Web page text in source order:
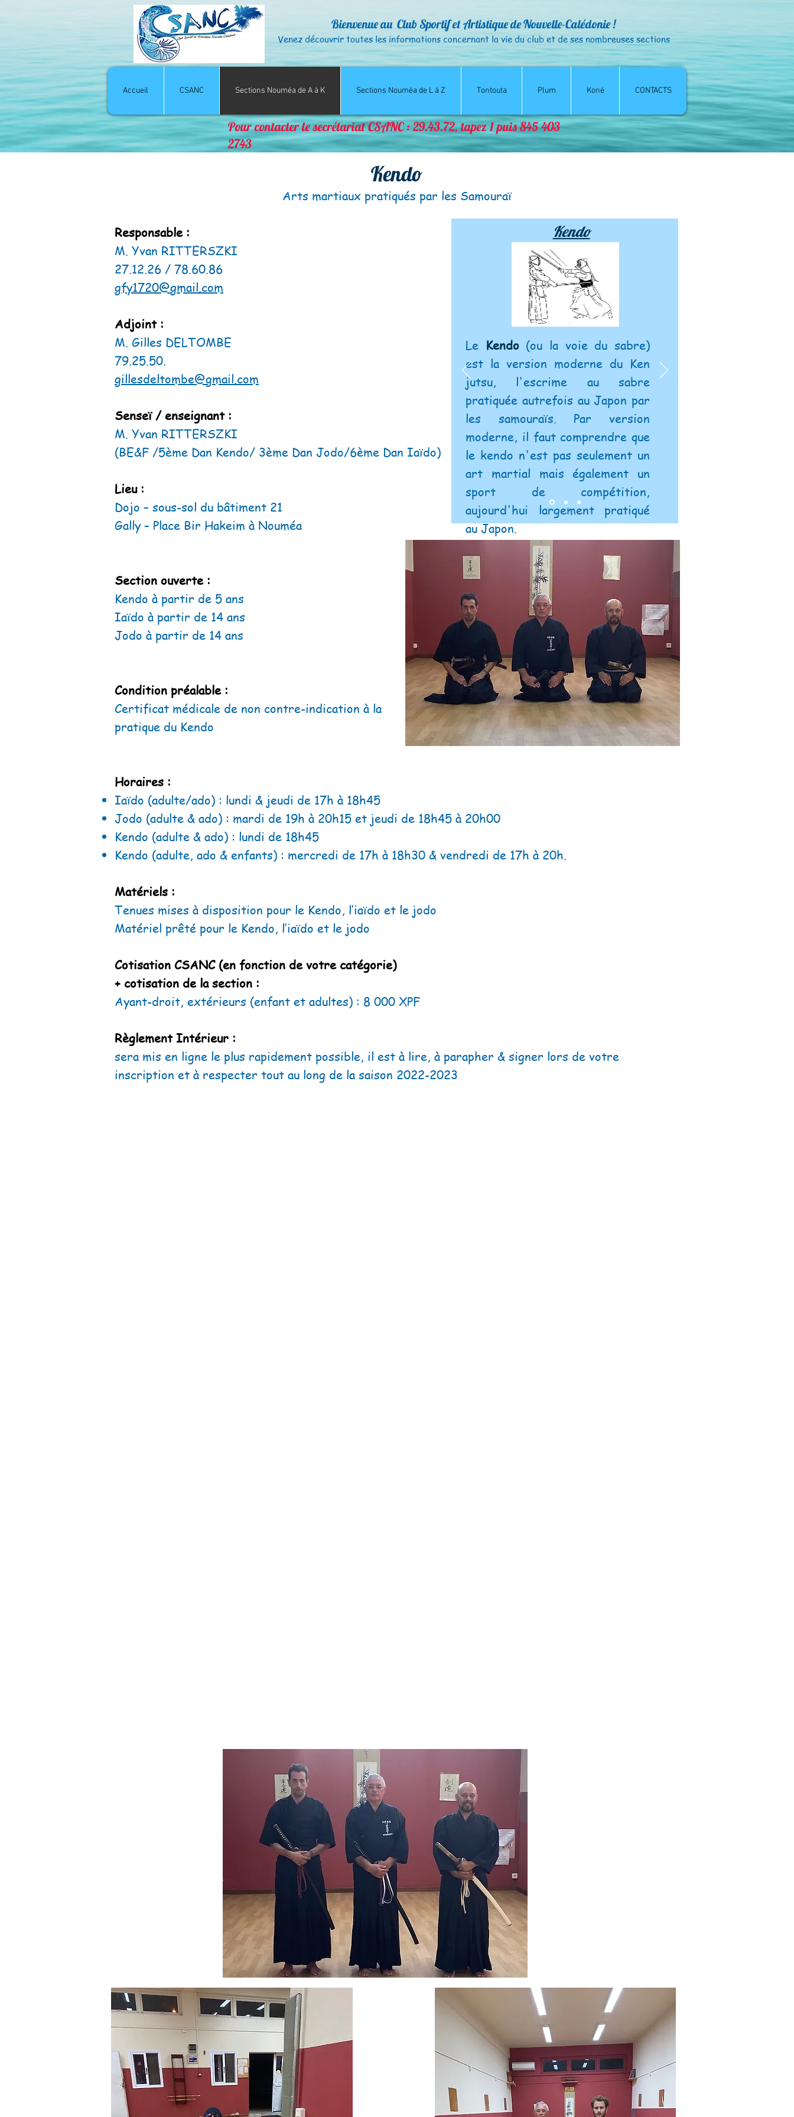
Bienvenue au Club Sportif et Artistique de Nouvelle-Calédonie !
Venez découvrir toutes les informations concernant la vie du club et de ses nombreuses sections
Accueil CSANC Sections Nouméa de A à K Sections Nouméa de L à Z Tontouta Plum Koné CONTACTS
Pour contacter le secrétariat CSANC : 29.43.72, tapez 1 puis 845 403
2743
Kendo
Arts martiaux pratiqués par les Samouraï
Responsable :
M. Yvan RITTERSZKI
27.12.26 / 78.60.86
gfy1720@gmail.com
Adjoint :
M. Gilles DELTOMBE
79.25.50.
gillesdeltombe@gmail.com
Senseï / enseignant :
M. Yvan RITTERSZKI
(BE&F /5ème Dan Kendo/ 3ème Dan Jodo/6ème Dan Iaïdo)
Lieu :
Dojo – sous-sol du bâtiment 21
Gally – Place Bir Hakeim à Nouméa
Section ouverte :
Kendo à partir de 5 ans
Iaïdo à partir de 14 ans
Jodo à partir de 14 ans
Condition préalable :
Certificat médicale de non contre-indication à la
pratique du Kendo
Horaires :
Iaïdo (adulte/ado) : lundi & jeudi de 17h à 18h45
Jodo (adulte & ado) : mardi de 19h à 20h15 et jeudi de 18h45 à 20h00
Kendo (adulte & ado) : lundi de 18h45
Kendo (adulte, ado & enfants) : mercredi de 17h à 18h30 & vendredi de 17h à 20h.
Matériels :
Tenues mises à disposition pour le Kendo, l’iaïdo et le jodo
Matériel prêté pour le Kendo, l’iaïdo et le jodo
Cotisation CSANC (en fonction de votre catégorie)
+ cotisation de la section :
Ayant-droit, extérieurs (enfant et adultes) : 8 000 XPF
Règlement Intérieur :
sera mis en ligne le plus rapidement possible, il est à lire, à parapher & signer lors de votre
inscription et à respecter tout au long de la saison 2022-2023
Kendo
Le Kendo(ou la voie du sabre)
est la version moderne du Ken
jutsu, l'escrime au sabre
pratiquée autrefois au Japon par
les samouraïs. Par version
moderne, il faut comprendre que
le kendo n'est pas seulement un
art martial mais également un
sport de compétition,
aujourd'hui largement pratiqué
au Japon.